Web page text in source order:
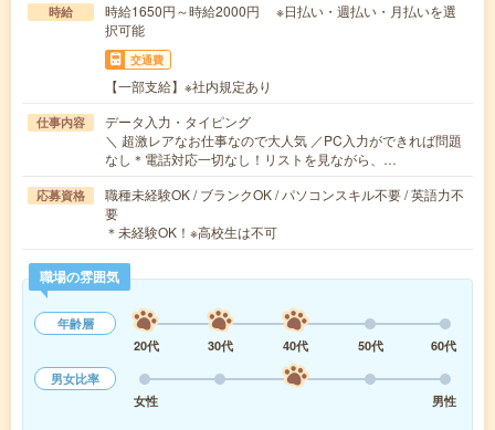
時給
時給1650円～時給2000円 ※日払い・週払い・月払いを選
択可能
交通費
【一部支給】※社内規定あり
仕事内容
データ入力・タイピング
＼ 超激レアなお仕事なので大人気 ／PC入力ができれば問題
なし＊電話対応一切なし！リストを見ながら、…
応募資格
職種未経験OK / ブランクOK / パソコンスキル不要 / 英語力不
要
＊未経験OK！※高校生は不可
職場の雰囲気
年齢層
20代
30代 40代 50代
60代
男女比率
女性
男性